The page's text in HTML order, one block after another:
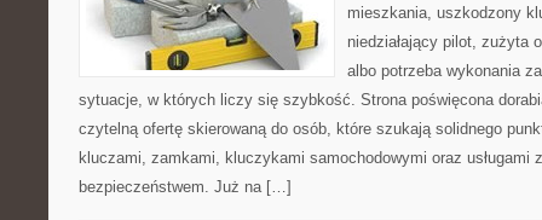
mieszkania, uszkodzony
niedziałający pilot, zużyta
albo potrzeba wykonania
sytuacje, w których liczy się szybkość. Strona poświęcona
czytelną ofertę skierowaną do osób, które szukają solidnego
kluczami, zamkami, kluczykami samochodowymi oraz usługami
bezpieczeństwem. Już na […]